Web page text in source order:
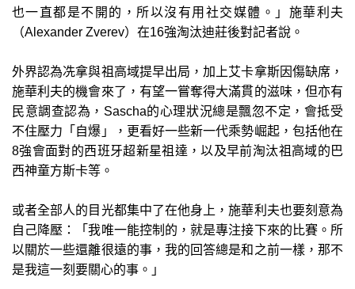
也一直都是不開的，所以沒有用社交媒體。」施華利夫
（Alexander Zverev）在16強淘汰迪莊後對記者說。
外界認為冼拿與祖高域提早出局，加上艾卡拿斯因傷缺席，
施華利夫的機會來了，有望一嘗奪得大滿貫的滋味，但亦有
民意調查認為，Sascha的心理狀況總是飄忽不定，會抵受
不住壓力「自爆」，更看好一些新一代乘勢崛起，包括他在
8強會面對的西班牙超新星祖達，以及早前淘汰祖高域的巴
西神童方斯卡等。
或者全部人的目光都集中了在他身上，施華利夫也要刻意為
自己降壓：「我唯一能控制的，就是專注接下來的比賽。所
以關於一些還離很遠的事，我的回答總是和之前一樣，那不
是我這一刻要關心的事。」